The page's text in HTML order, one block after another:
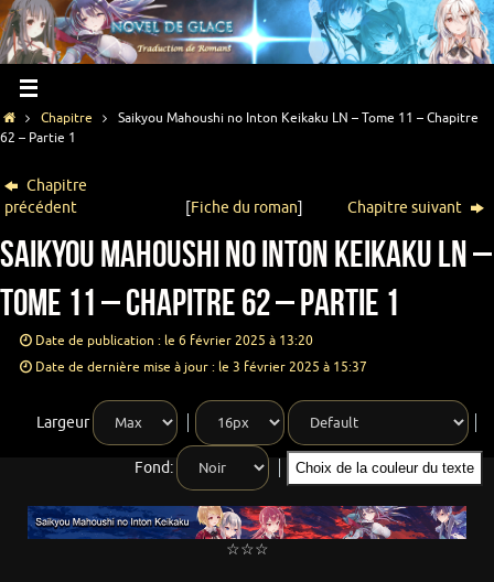
Chapitre
Saikyou Mahoushi no Inton Keikaku LN – Tome 11 – Chapitre
62 – Partie 1
Chapitre
précédent
[Fiche du roman] Chapitre suivant
Saikyou Mahoushi no Inton Keikaku LN –
Tome 11 – Chapitre 62 – Partie 1
Date de publication : le 6 février 2025 à 13:20
Date de dernière mise à jour : le 3 février 2025 à 15:37
Largeur
Fond: Choix de la couleur du texte
☆☆☆